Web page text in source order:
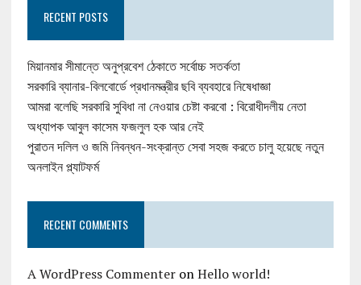
RECENT POSTS
মিয়ানমার সীমান্তে অনুপ্রবেশ ঠেকাতে সর্বোচ্চ সতর্কতা
সরকারি ব্যানার-বিলবোর্ডে প্রধানমন্ত্রীর ছবি ব্যবহারে নিষেধাজ্ঞা
আমরা বলেছি সরকারি সুবিধা না নেওয়ার চেষ্টা করবো : বিরোধীদলীয় নেতা
অধ্যাপক আবুল কাসেম ফজলুল হক আর নেই
পুরাতন দলিল ও জমি নিবন্ধন-সংক্রান্ত সেবা সহজ করতে চালু হয়েছে নতুন
অনলাইন প্ল্যাটফর্ম
RECENT COMMENTS
A WordPress CommenteronHello world!